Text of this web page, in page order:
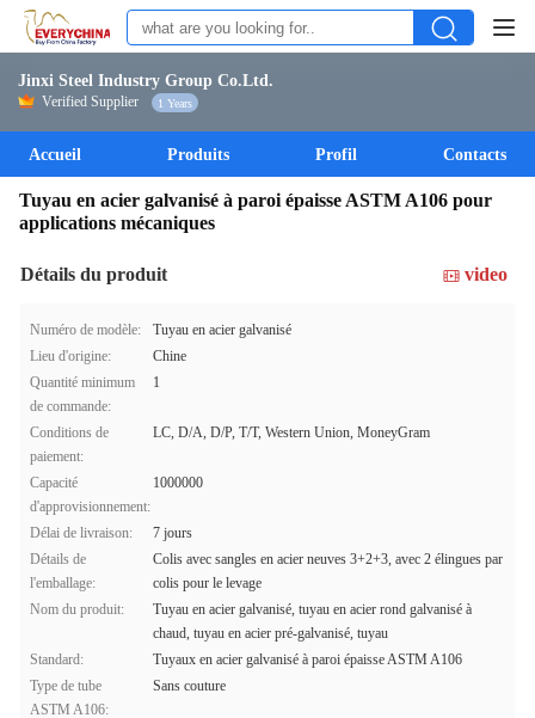
Jinxi Steel Industry Group Co.Ltd.
Verified Supplier 1 Years
Accueil Produits Profil Contacts
Tuyau en acier galvanisé à paroi épaisse ASTM A106 pour
applications mécaniques
Détails du produit video
Numéro de modèle:
Tuyau en acier galvanisé
Lieu d'origine:
Chine
Quantité minimum
de commande:
1
Conditions de
paiement:
LC, D/A, D/P, T/T, Western Union, MoneyGram
Capacité
d'approvisionnement:
1000000
Délai de livraison:
7 jours
Détails de
l'emballage:
Colis avec sangles en acier neuves 3+2+3, avec 2 élingues par
colis pour le levage
Nom du produit:
Tuyau en acier galvanisé, tuyau en acier rond galvanisé à
chaud, tuyau en acier pré-galvanisé, tuyau
Standard:
Tuyaux en acier galvanisé à paroi épaisse ASTM A106
Type de tube
ASTM A106:
Sans couture